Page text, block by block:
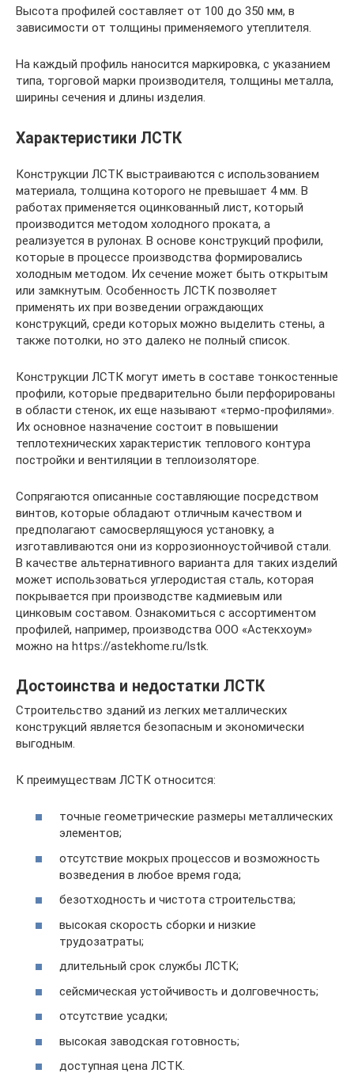
Высота профилей составляет от 100 до 350 мм, в
зависимости от толщины применяемого утеплителя.
На каждый профиль наносится маркировка, с указанием
типа, торговой марки производителя, толщины металла,
ширины сечения и длины изделия.
Характеристики ЛСТК
Конструкции ЛСТК выстраиваются с использованием
материала, толщина которого не превышает 4 мм. В
работах применяется оцинкованный лист, который
производится методом холодного проката, а
реализуется в рулонах. В основе конструкций профили,
которые в процессе производства формировались
холодным методом. Их сечение может быть открытым
или замкнутым. Особенность ЛСТК позволяет
применять их при возведении ограждающих
конструкций, среди которых можно выделить стены, а
также потолки, но это далеко не полный список.
Конструкции ЛСТК могут иметь в составе тонкостенные
профили, которые предварительно были перфорированы
в области стенок, их еще называют «термо-профилями».
Их основное назначение состоит в повышении
теплотехнических характеристик теплового контура
постройки и вентиляции в теплоизоляторе.
Сопрягаются описанные составляющие посредством
винтов, которые обладают отличным качеством и
предполагают самосверлящуюся установку, а
изготавливаются они из коррозионноустойчивой стали.
В качестве альтернативного варианта для таких изделий
может использоваться углеродистая сталь, которая
покрывается при производстве кадмиевым или
цинковым составом. Ознакомиться с ассортиментом
профилей, например, производства ООО «Астекхоум»
можно на https://astekhome.ru/lstk.
Достоинства и недостатки ЛСТК
Строительство зданий из легких металлических
конструкций является безопасным и экономически
выгодным.
К преимуществам ЛСТК относится:
точные геометрические размеры металлических
элементов;
отсутствие мокрых процессов и возможность
возведения в любое время года;
безотходность и чистота строительства;
высокая скорость сборки и низкие
трудозатраты;
длительный срок службы ЛСТК;
сейсмическая устойчивость и долговечность;
отсутствие усадки;
высокая заводская готовность;
доступная цена ЛСТК.